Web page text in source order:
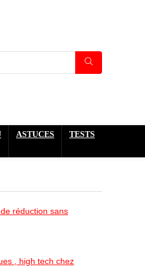
ASTUCES TESTS
réduction sans
, high tech chez